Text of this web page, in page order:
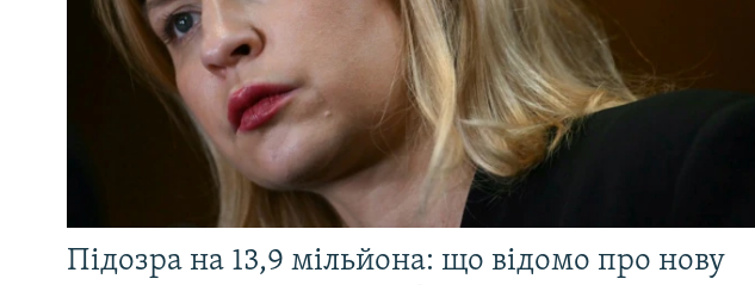
Підозра на 13,9 мільйона: що відомо про нову